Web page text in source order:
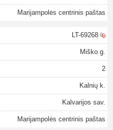
Marijampolės centrinis paštas
LT-69268
Miško g.
2
Kalnių k.
Kalvarijos sav.
Marijampolės centrinis paštas